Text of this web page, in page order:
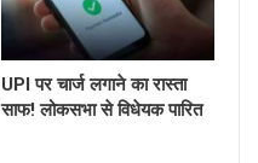
UPI पर चार्ज लगाने का रास्ता
साफ! लोकसभा से विधेयक पारित